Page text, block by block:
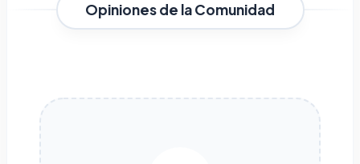
Opiniones de la Comunidad